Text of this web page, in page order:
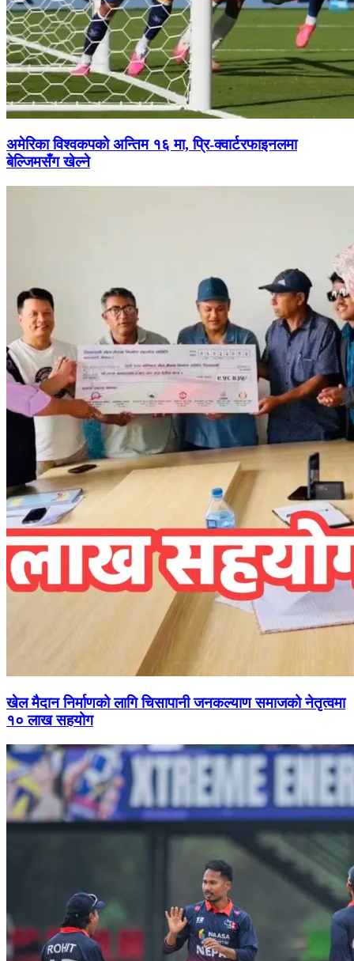
अमेरिका विश्वकपको अन्तिम १६ मा, प्रि-क्वार्टरफाइनलमा
बेल्जिमसँग खेल्ने
खेल मैदान निर्माणको लागि चिसापानी जनकल्याण समाजको नेतृत्वमा
१० लाख सहयोग